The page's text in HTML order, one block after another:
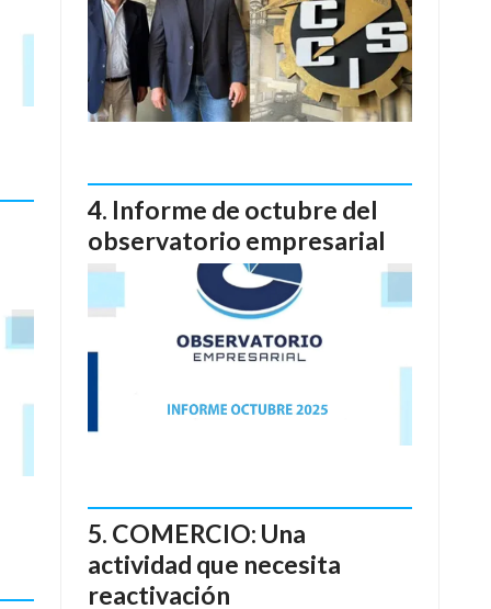
Informe de octubre del
observatorio empresarial
COMERCIO: Una
actividad que necesita
reactivación